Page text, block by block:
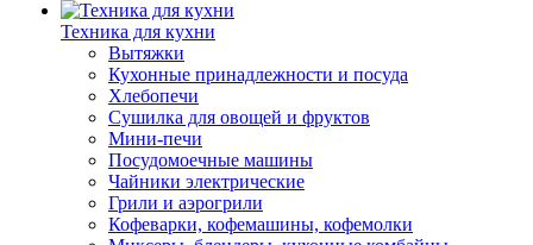
Техника для кухни
Вытяжки
Кухонные принадлежности и посуда
Хлебопечи
Сушилка для овощей и фруктов
Мини-печи
Посудомоечные машины
Чайники электрические
Грили и аэрогрили
Кофеварки, кофемашины, кофемолки